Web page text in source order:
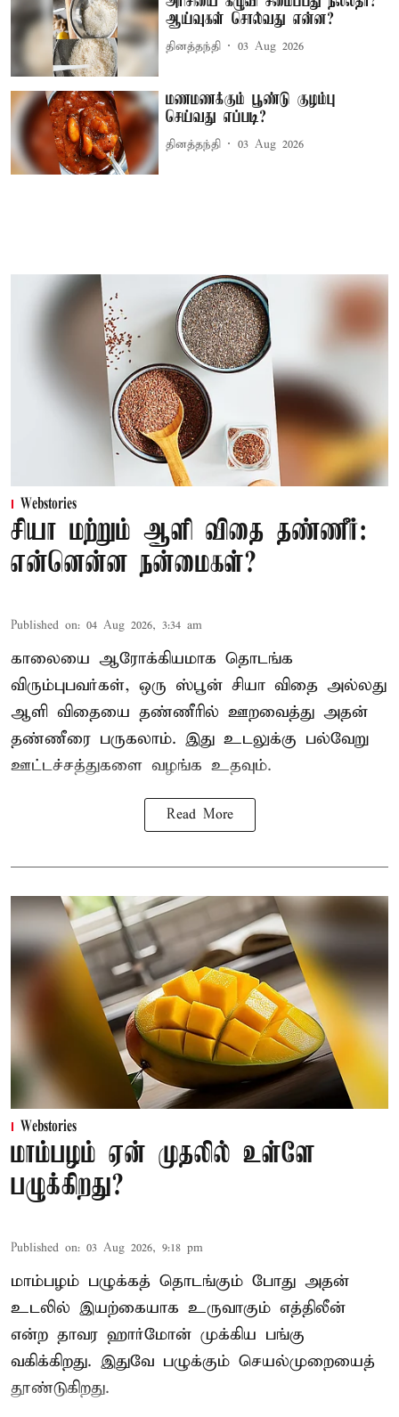
ஆய்வுகள் சொல்வது என்ன?
தினத்தந்தி 03 Aug 2026
மணமணக்கும் பூண்டு குழம்பு
செய்வது எப்படி?
தினத்தந்தி 03 Aug 2026
Webstories
சியா மற்றும் ஆளி விதை தண்ணீர்:
என்னென்ன நன்மைகள்?
Published on: 04 Aug 2026, 3:34 am
காலையை ஆரோக்கியமாக தொடங்க
விரும்புபவர்கள், ஒரு ஸ்பூன் சியா விதை அல்லது
ஆளி விதையை தண்ணீரில் ஊறவைத்து அதன்
தண்ணீரை பருகலாம். இது உடலுக்கு பல்வேறு
ஊட்டச்சத்துகளை வழங்க உதவும்.
Read More
Webstories
மாம்பழம் ஏன் முதலில் உள்ளே
பழுக்கிறது?
Published on: 03 Aug 2026, 9:18 pm
மாம்பழம் பழுக்கத் தொடங்கும் போது அதன்
உடலில் இயற்கையாக உருவாகும் எத்திலீன்
என்ற தாவர ஹார்மோன் முக்கிய பங்கு
வகிக்கிறது. இதுவே பழுக்கும் செயல்முறையைத்
தூண்டுகிறது.